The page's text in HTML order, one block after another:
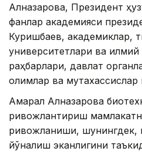
Алназарова, Президент
фанлар академияси
Куришбаев, академиклар,
университетлари ва
раҳбарлари, давлат
олимлар ва
Ақмарал Алназарова
ривожлантириш
ривожланиши, шунингдек,
йўналиш эканлигини